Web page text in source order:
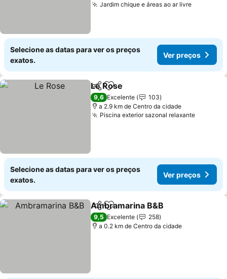
Jardim chique e áreas ao ar livreVer
Selecione as datas para ver os preços
exatos.
Ver preços
PartilharAdicionar aos favoritos
Le Rose
9,6 Excelente
103
a 2.9 km de Centro da cidade
Piscina exterior sazonal relaxanteVer
Selecione as datas para ver os preços
exatos.
Ver preços
PartilharAdicionar aos favoritos
Ambramarina B&B
9,5 Excelente
258
a 0.2 km de Centro da cidade